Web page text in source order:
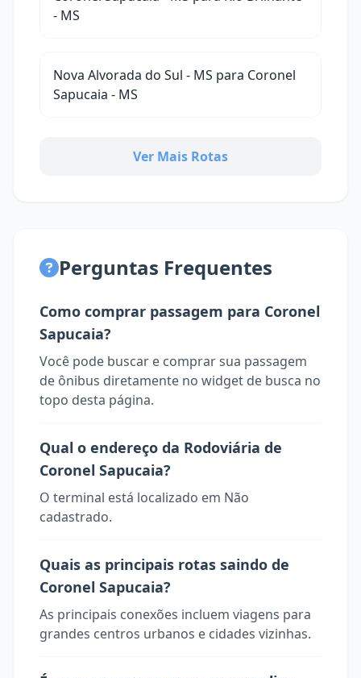
- MS
Nova Alvorada do Sul - MS para Coronel
Sapucaia - MS
Ver Mais Rotas
Perguntas Frequentes
Como comprar passagem para Coronel
Sapucaia?
Você pode buscar e comprar sua passagem
de ônibus diretamente no widget de busca no
topo desta página.
Qual o endereço da Rodoviária de
Coronel Sapucaia?
O terminal está localizado em Não
cadastrado.
Quais as principais rotas saindo de
Coronel Sapucaia?
As principais conexões incluem viagens para
grandes centros urbanos e cidades vizinhas.